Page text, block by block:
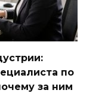
по
за ним